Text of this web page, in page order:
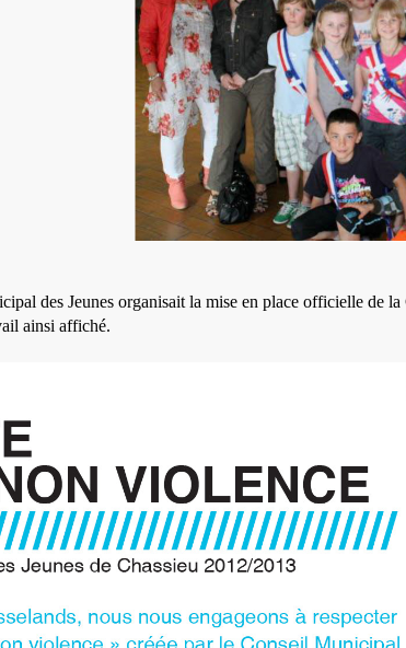
des Jeunes organisait la mise en place officielle de
ainsi affiché.